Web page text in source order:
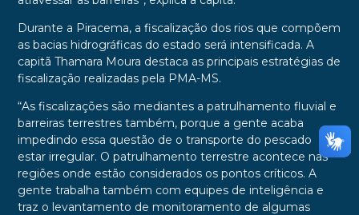
Durante a Piracema, a fiscalização dos rios que compõem
as bacias hidrográficas do estado será intensificada. A
capitã Thamara Moura destaca as principais estratégias de
fiscalização realizadas pela PMA-MS.
“As fiscalizações são mediantes a patrulhamento fluvial e
barreiras terrestres também, porque a gente acaba
impedindo essa questão de o transporte do pescado
estar irregular. O patrulhamento terrestre acontece nas
regiões onde estão considerados os pontos críticos. A
gente trabalha também com equipes de inteligência e
traz o levantamento de monitoramento de algumas